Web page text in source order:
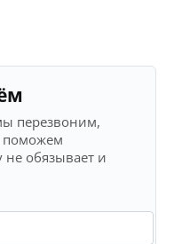
перезвоним,
поможем
не обязывает и